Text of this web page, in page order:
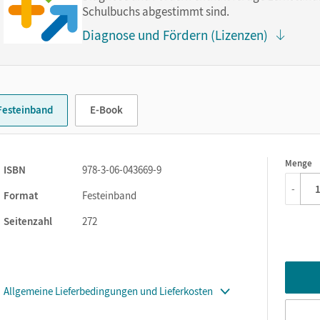
Schulbuchs abgestimmt sind.
Diagnose und Fördern (Lizenzen)
E-Book
ISBN
978-3-06-043669-9
Format
Festeinband
Seitenzahl
272
Allgemeine Lieferbedingungen und Lieferkosten
Menge
1
-